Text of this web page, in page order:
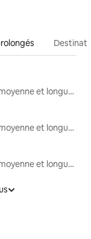
Locations moyenne et longue durée
Locations moyenne et longue durée
Locations moyenne et longue durée